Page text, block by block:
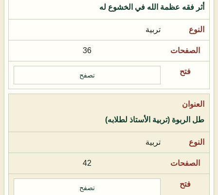
أثر فقه عظمة الله في الخشوع له
تربية
36
تصفح
طل الربوة (تربية الأستاذ لطلابه)
تربية
42
تصفح